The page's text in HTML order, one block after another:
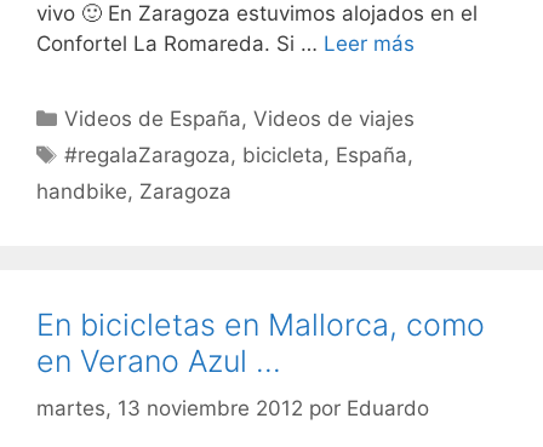
vivo 🙂 En Zaragoza estuvimos alojados en el
Confortel La Romareda. Si … Leer más
Categorías
Videos de España,Videos de viajes
Etiquetas
#regalaZaragoza, bicicleta, España,
handbike, Zaragoza
En bicicletas en Mallorca, como
en Verano Azul …
martes, 13 noviembre 2012 por Eduardo